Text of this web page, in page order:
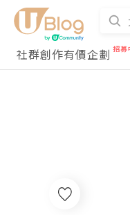
社群創作有價企劃